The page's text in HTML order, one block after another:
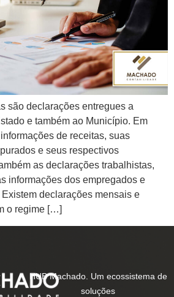
são declarações entregues a
e também ao Município. Em
de receitas, suas
e seus respectivos
as declarações trabalhistas,
informações dos empregados e
declarações mensais e
o regime […]
HUB Machado. Um ecossistema de
soluções